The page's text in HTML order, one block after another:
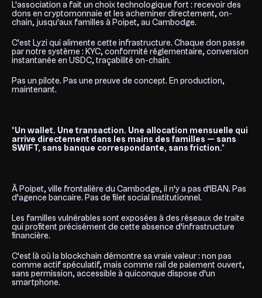
L'association a fait un choix technologique fort : recevoir des
dons en cryptomonnaie et les acheminer directement, on-
chain, jusqu'aux familles à Poipet, au Cambodge.
C'est Lyzi qui alimente cette infrastructure. Chaque don passe
par notre système : KYC, conformité réglementaire, conversion
instantanée en USDC, traçabilité on-chain.
Pas un pilote. Pas une preuve de concept. En production,
maintenant.
"Un wallet. Une transaction. Une allocation mensuelle qui
arrive directement dans les mains des familles — sans
SWIFT, sans banque correspondante, sans friction."
À Poipet, ville frontalière du Cambodge, il n'y a pas d'IBAN. Pas
d'agence bancaire. Pas de filet social institutionnel.
Les familles vulnérables sont exposées à des réseaux de traite
qui profitent précisément de cette absence d'infrastructure
financière.
C'est là où la blockchain démontre sa vraie valeur : non pas
comme actif spéculatif, mais comme rail de paiement ouvert,
sans permission, accessible à quiconque dispose d'un
smartphone.